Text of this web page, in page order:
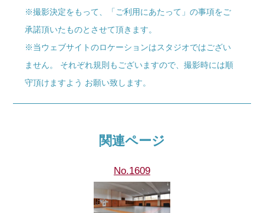
※撮影決定をもって、「ご利用にあたって」の事項をご
承諾頂いたものとさせて頂きます。
※当ウェブサイトのロケーションはスタジオではござい
ません。 それぞれ規則もございますので、撮影時には順
守頂けますよう お願い致します。
関連ページ
No.1609